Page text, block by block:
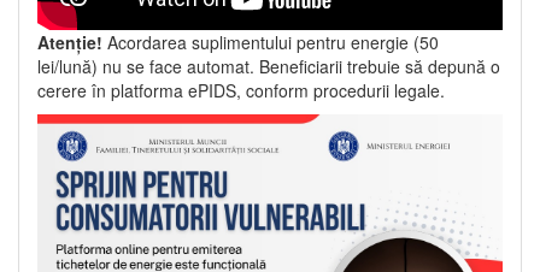
Atenție! Acordarea suplimentului pentru energie (50
lei/lună) nu se face automat. Beneficiarii trebuie să depună o
cerere în platforma ePIDS, conform procedurii legale.